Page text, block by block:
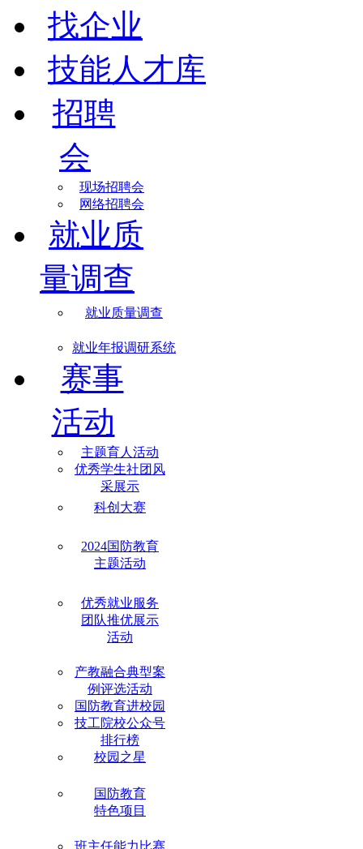
找企业
技能人才库
招聘
会
现场招聘会
网络招聘会
就业质
量调查
就业质量调查
就业年报调研系统
赛事
活动
主题育人活动
优秀学生社团风
采展示
科创大赛
2024国防教育
主题活动
优秀就业服务
团队推优展示
活动
产教融合典型案
例评选活动
国防教育进校园
技工院校公众号
排行榜
校园之星
国防教育
特色项目
班主任能力比赛